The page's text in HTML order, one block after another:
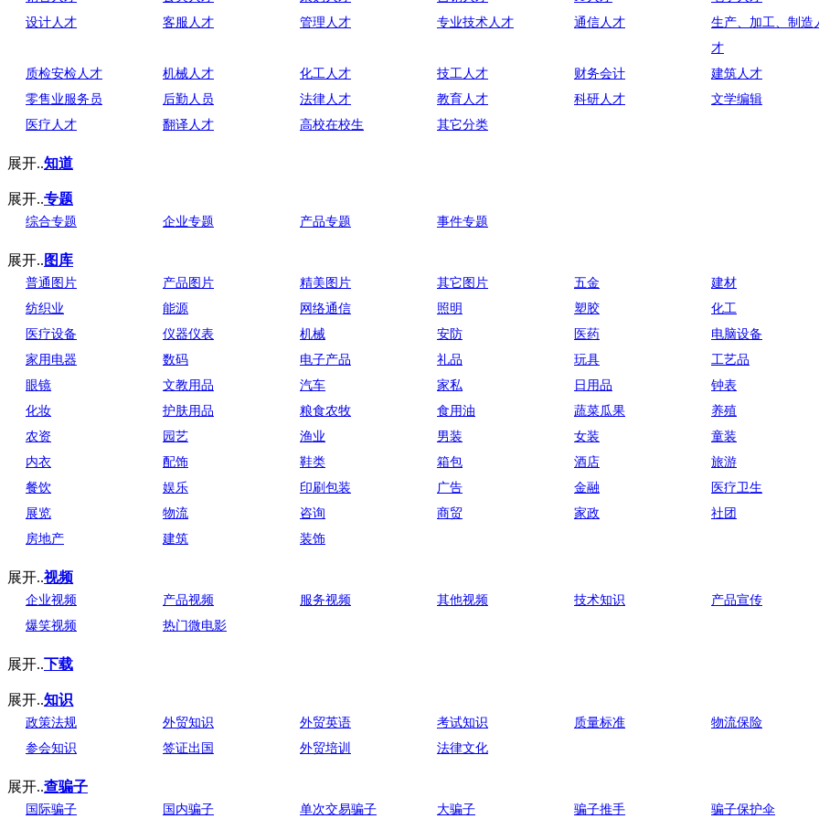
设计人才
客服人才 管理人才 专业技术人才 通信人才
生产、加工、制造
才
质检安检人才
机械人才 化工人才 技工人才 财务会计
建筑人才
零售业服务员
后勤人员 法律人才 教育人才 科研人才
文学编辑
医疗人才
翻译人才 高校在校生 其它分类
展开..知道
展开..专题
综合专题 企业专题 产品专题 事件专题
展开.. 图库
普通图片 产品图片 精美图片 其它图片 五金
建材
纺织业
能源 网络通信 照明 塑胶
化工
医疗设备
仪器仪表 机械 安防 医药
电脑设备
家用电器
数码 电子产品 礼品 玩具
工艺品
眼镜
文教用品 汽车 家私 日用品
钟表
化妆
护肤用品 粮食农牧 食用油 蔬菜瓜果
养殖
农资
园艺 渔业 男装 女装
童装
内衣
配饰 鞋类 箱包 酒店
旅游
餐饮
娱乐 印刷包装 广告 金融
医疗卫生
展览
物流 咨询 商贸 家政
社团
房地产
建筑 装饰
展开..视频
企业视频 产品视频 服务视频 其他视频 技术知识
产品宣传
爆笑视频
热门微电影
展开..下载
展开..知识
政策法规 外贸知识 外贸英语 考试知识 质量标准
物流保险
参会知识
签证出国 外贸培训 法律文化
展开..查骗子
国际骗子 国内骗子 单次交易骗子 大骗子 骗子推手 骗子保护伞